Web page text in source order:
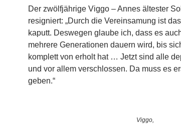
Der zwölfjährige Viggo – Annes ältester
resigniert: „Durch die Vereinsamung ist
kaputt. Deswegen glaube ich, dass es
mehrere Generationen dauern wird, bis
komplett von erholt hat … Jetzt sind alle
und vor allem verschlossen. Da muss es
geben.“
Viggo,